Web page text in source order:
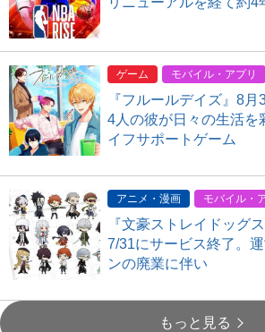
ゲーム モバイル・アプリ
『フルールデイズ』8月
4人の彼が日々の生活を
イフサポートゲーム
アニメ・漫画 モバイル・
『文豪ストレイドッグ
7/31にサービス終了。
ンの廃業に伴い
もっと見る